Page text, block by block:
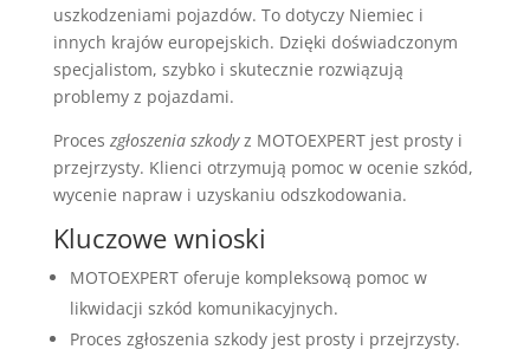
uszkodzeniami pojazdów. To dotyczy Niemiec i
innych krajów europejskich. Dzięki doświadczonym
specjalistom, szybko i skutecznie rozwiązują
problemy z pojazdami.
Proces zgłoszenia szkodyz MOTOEXPERT jest prosty i
przejrzysty. Klienci otrzymują pomoc w ocenie szkód,
wycenie napraw i uzyskaniu odszkodowania.
Kluczowe wnioski
MOTOEXPERT oferuje kompleksową pomoc w
likwidacji szkód komunikacyjnych.
Proces zgłoszenia szkody jest prosty i przejrzysty.